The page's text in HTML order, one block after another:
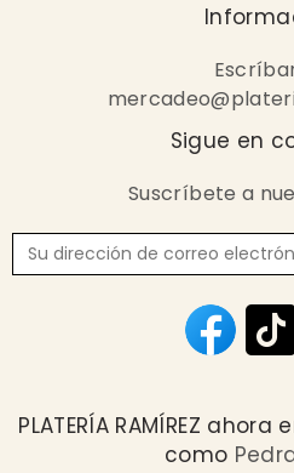
Sigue en
Suscríbete a
PLATERÍA RAMÍREZ
como